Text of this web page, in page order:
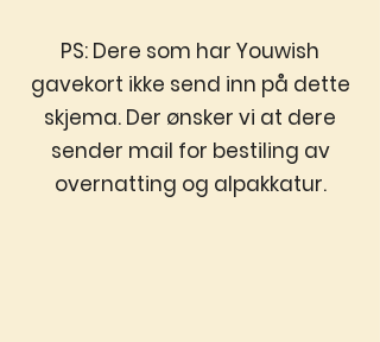
PS: Dere som har Youwish
gavekort ikke send inn på dette
skjema. Der ønsker vi at dere
sender mail for bestiling av
overnatting og alpakkatur.